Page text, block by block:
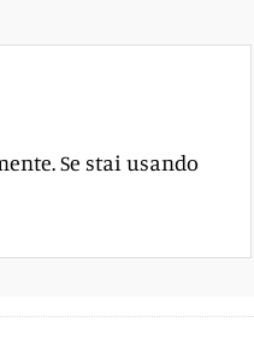
Se stai usando